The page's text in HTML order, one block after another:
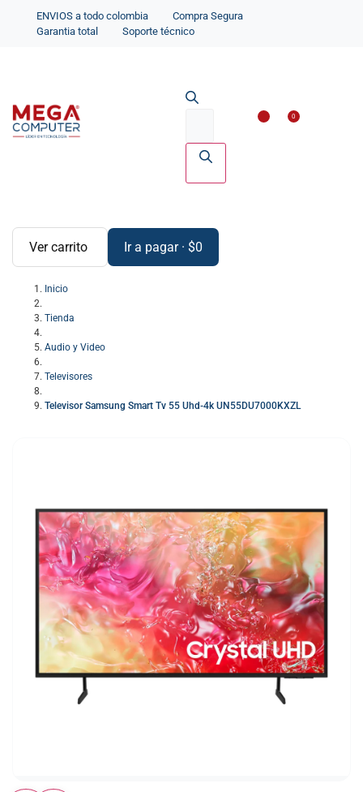
ENVIOS a todo colombia
Compra Segura
Garantia total
Soporte técnico
0
Ver carrito Ir a pagar · $0
Inicio
Tienda
Audio y Video
Televisores
Televisor Samsung Smart Tv 55 Uhd-4k UN55DU7000KXZL